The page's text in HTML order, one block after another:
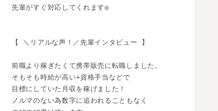
先輩がすぐ対応してくれます◎
【 ＼リアルな声！／先輩インタビュー 】
前職より稼ぎたくて携帯販売に転職しました。
そもそも時給が高い+資格手当などで
目標にしていた月収を稼げました！
ノルマのない為数字に追われることもなく